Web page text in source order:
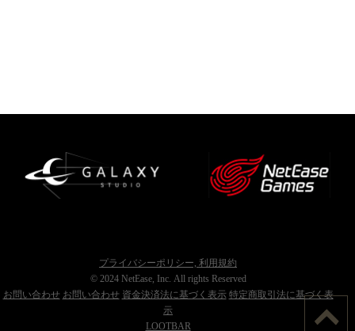
プライバシーポリシー, 利用規約
© 2024 NetEase, Inc. All rights Reserved
お問い合わせ お問い合わせ 資金決済法に基づく表示 特定商取引法に基づく表
示
LOOTBAR